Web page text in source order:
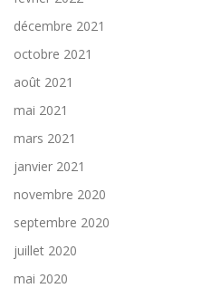
décembre 2021
octobre 2021
août 2021
mai 2021
mars 2021
janvier 2021
novembre 2020
septembre 2020
juillet 2020
mai 2020